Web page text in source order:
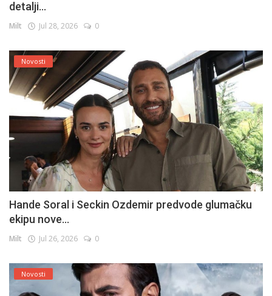
detalji...
Milt Jul 28, 2026 0
Novosti
Hande Soral i Seckin Ozdemir predvode glumačku
ekipu nove...
Milt Jul 26, 2026 0
Novosti